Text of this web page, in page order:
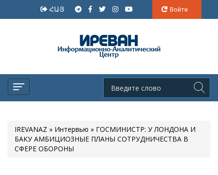
ՀԱՅ Войти
IREVANAZ » Интервью » ГОСМИНИСТР: У ЛОНДОНА И
БАКУ АМБИЦИОЗНЫЕ ПЛАНЫ СОТРУДНИЧЕСТВА В
СФЕРЕ ОБОРОНЫ